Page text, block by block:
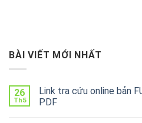
BÀI VIẾT MỚI NHẤT
26
Th5
Link tra cứu online bản
PDF